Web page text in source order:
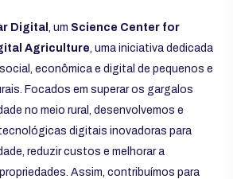
Digital , um Science Center for
Agriculture, uma iniciativa dedicada
econômica e digital de pequenos e
Focados em superar os gargalos
no meio rural, desenvolvemos e
digitais inovadoras para
reduzir custos e melhorar a
Assim, contribuímos para